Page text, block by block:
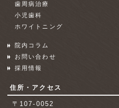
歯周病治療
小児歯科
ホワイトニング
院内コラム
お問い合わせ
採用情報
住所・アクセス
〒107-0052